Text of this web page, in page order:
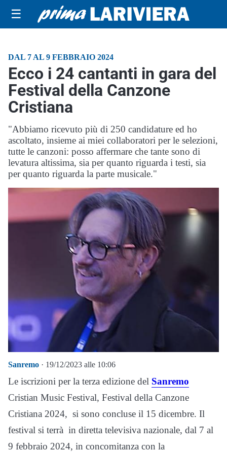
☰
DAL 7 AL 9 FEBBRAIO 2024
Ecco i 24 cantanti in gara del
Festival della Canzone
Cristiana
"Abbiamo ricevuto più di 250 candidature ed ho
ascoltato, insieme ai miei collaboratori per le selezioni,
tutte le canzoni: posso affermare che tante sono di
levatura altissima, sia per quanto riguarda i testi, sia
per quanto riguarda la parte musicale."
Sanremo · 19/12/2023 alle 10:06
Le iscrizioni per la terza edizione del Sanremo
Cristian Music Festival, Festival della Canzone
Cristiana 2024, si sono concluse il 15 dicembre. Il
festival si terrà in diretta televisiva nazionale, dal 7 al
9 febbraio 2024, in concomitanza con la